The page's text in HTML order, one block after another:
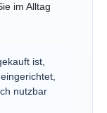
im Alltag
ist,
nutzbar